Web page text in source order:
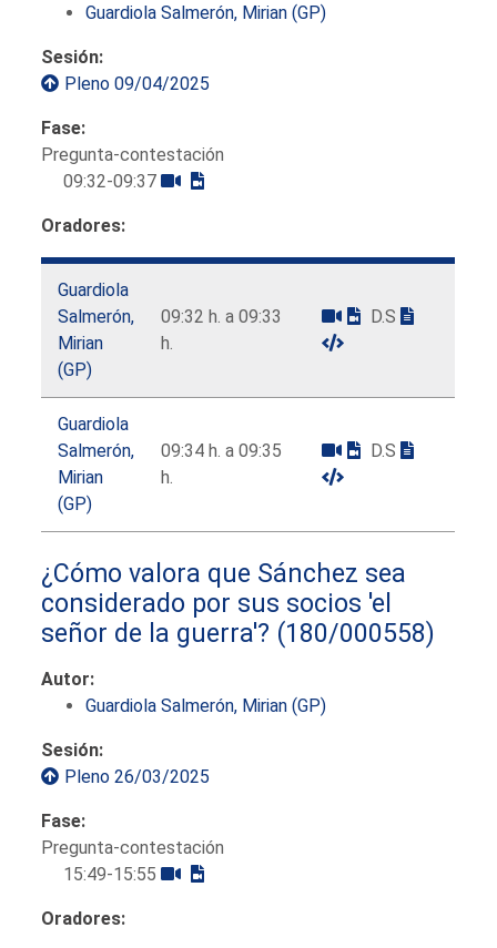
Guardiola Salmerón, Mirian (GP)
Sesión:
Pleno 09/04/2025
Fase:
Pregunta-contestación
09:32-09:37
Oradores:
Guardiola
Salmerón,
Mirian
(GP)
09:32 h. a 09:33
h.
D.S
Guardiola
Salmerón,
Mirian
(GP)
09:34 h. a 09:35
h.
D.S
¿Cómo valora que Sánchez sea
considerado por sus socios 'el
señor de la guerra'? (180/000558)
Autor:
Guardiola Salmerón, Mirian (GP)
Sesión:
Pleno 26/03/2025
Fase:
Pregunta-contestación
15:49-15:55
Oradores: